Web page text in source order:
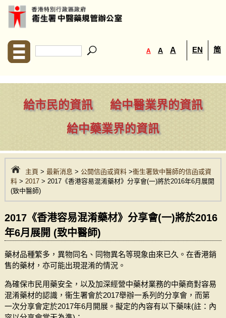
A A A EN 简
給市民的資訊
給中醫業界的資訊
給中藥業界的資訊
主頁 > 最新消息 > 公開信函或資料>衞生署致中醫師的信函或資
料> 2017> 2017《香港容易混淆藥材》分享會(一)將於2016年6月展開
(致中醫師)
2017《香港容易混淆藥材》分享會(一)將於2016
年6月展開 (致中醫師)
藥材品種繁多，異物同名、同物異名等現象由來已久。在香港銷
售的藥材，亦可能出現混淆的情況。
為確保市民用藥安全，以及加深經營中藥材業務的中藥商對容易
混淆藥材的認識，衞生署會於2017舉辦一系列的分享會，而第
一次分享會定於2017年6月開展。擬定的內容有以下藥味(註：內